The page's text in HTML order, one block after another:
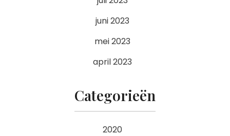
juni 2023
mei 2023
april 2023
Categorieën
2020